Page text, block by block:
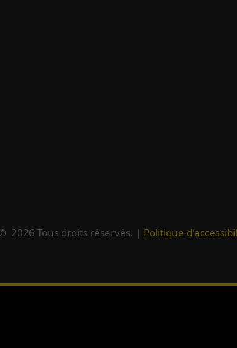
2026 Tous droits réservés. | Politique